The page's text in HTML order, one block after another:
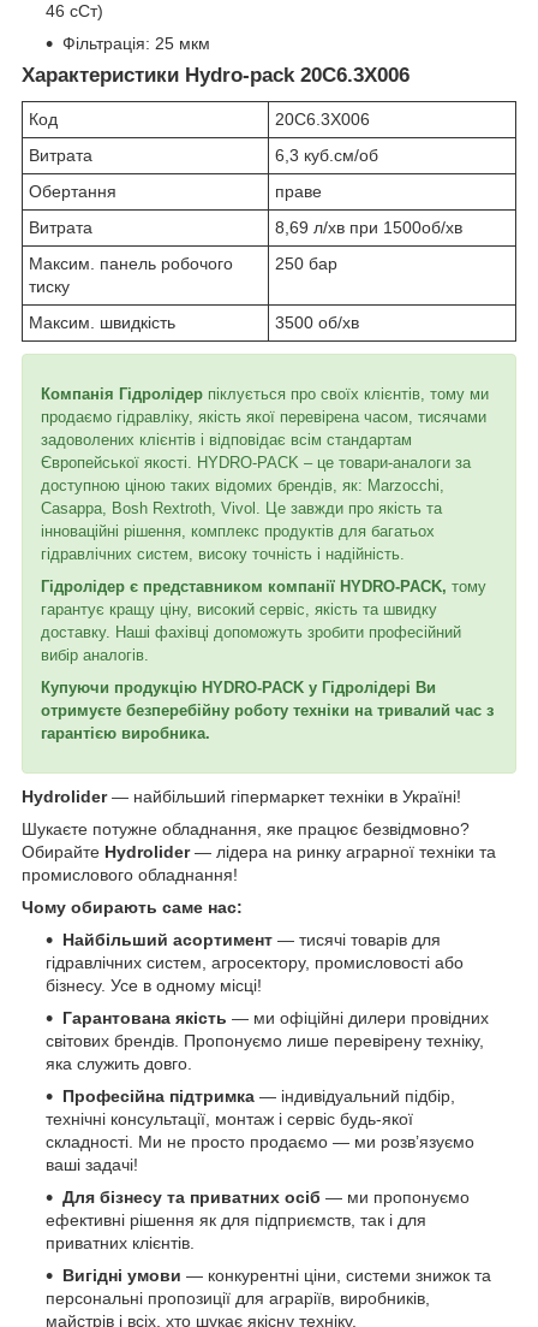
46 сСт)
Фільтрація: 25 мкм
Характеристики Hydro-pack 20C6.3X006
Код
20C6.3X006
Витрата
6,3 куб.см/об
Обертання
праве
Витрата
8,69 л/хв при 1500об/хв
Максим. панель робочого
тиску
250 бар
Максим. швидкість 3500 об/хв
Компанія Гідролідер піклується про своїх клієнтів, тому ми
продаємо гідравліку, якість якої перевірена часом, тисячами
задоволених клієнтів і відповідає всім стандартам
Європейської якості. HYDRO-PACK – це товари-аналоги за
доступною ціною таких відомих брендів, як: Marzocchi,
Casappa, Bosh Rextroth, Vivol. Це завжди про якість та
інноваційні рішення, комплекс продуктів для багатьох
гідравлічних систем, високу точність і надійність.
Гідролідер є представником компанії HYDRO-PACK, тому
гарантує кращу ціну, високий сервіс, якість та швидку
доставку. Наші фахівці допоможуть зробити професійний
вибір аналогів.
Купуючи продукцію HYDRO-PACK у Гідролідері Ви
отримуєте безперебійну роботу техніки на тривалий час з
гарантією виробника.
Hydrolider— найбільший гіпермаркет техніки в Україні!
Шукаєте потужне обладнання, яке працює безвідмовно?
Обирайте Hydrolider— лідера на ринку аграрної техніки та
промислового обладнання!
Чому обирають саме нас:
Найбільший асортимент — тисячі товарів для
гідравлічних систем, агросектору, промисловості або
бізнесу. Усе в одному місці!
Гарантована якість — ми офіційні дилери провідних
світових брендів. Пропонуємо лише перевірену техніку,
яка служить довго.
Професійна підтримка — індивідуальний підбір,
технічні консультації, монтаж і сервіс будь-якої
складності. Ми не просто продаємо — ми розв’язуємо
ваші задачі!
Для бізнесу та приватних осіб — ми пропонуємо
ефективні рішення як для підприємств, так і для
приватних клієнтів.
Вигідні умови — конкурентні ціни, системи знижок та
персональні пропозиції для аграріїв, виробників,
майстрів і всіх, хто шукає якісну техніку.